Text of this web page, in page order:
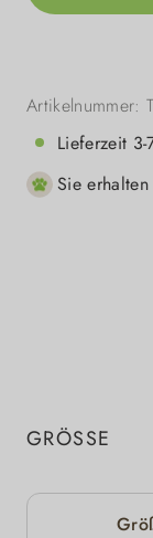
Artikelnummer:
Lieferzeit
Sie
GRÖSSE